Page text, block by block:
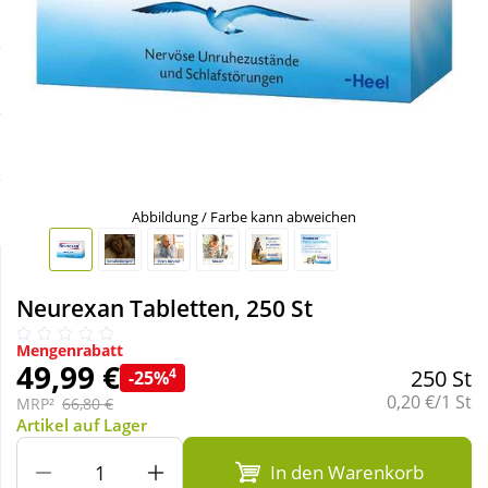
Sale
Schnäppchen
Täglich gut versorgt
Körperpflege & Kosmetik
Liebe & Erotik
Nahrungsergänzung
Sanitätshaus
Sport & Fitness
Tierbedarf
Abbildung / Farbe kann abweichen
Neurexan Tabletten, 250 St
Mengenrabatt
49,99 € -25%4
MRP² 66,80 €
250 St
Grundpreis:
0,20 €/1 St
Artikel auf Lager
In den Warenkorb